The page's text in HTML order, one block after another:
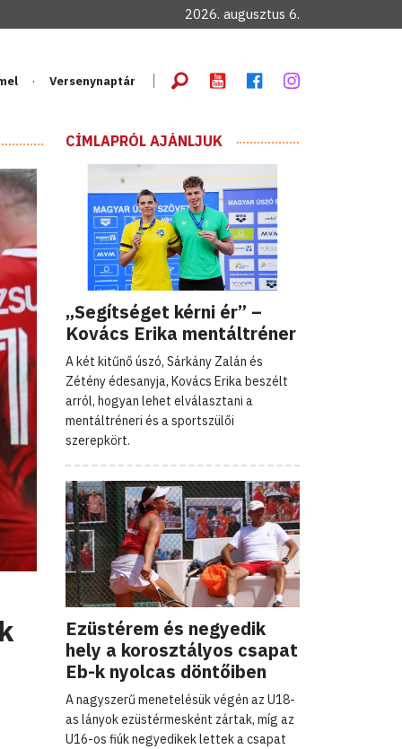
2026. augusztus 6.
Versenynaptár
CÍMLAPRÓL AJÁNLJUK
„Segítséget kérni ér” –
Kovács Erika mentáltréner
A két kitűnő úszó, Sárkány Zalán és
Zétény édesanyja, Kovács Erika beszélt
arról, hogyan lehet elválasztani a
mentáltréneri és a sportszülői
szerepkört.
Ezüstérem és negyedik
hely a korosztályos csapat
Eb-k nyolcas döntőiben
A nagyszerű menetelésük végén az U18-
as lányok ezüstérmesként zártak, míg az
U16-os fiúk negyedikek lettek a csapat